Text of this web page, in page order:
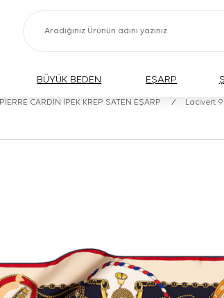
BÜYÜK BEDEN EŞARP
PİERRE CARDİN İPEK KREP SATEN EŞARP / Lacivert